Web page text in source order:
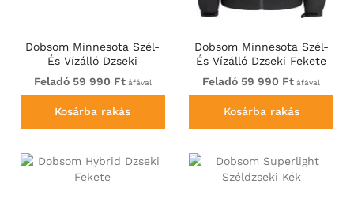
Dobsom Minnesota Szél-
És Vízálló Dzseki
Sötétbarna
Feladó 59 990 Ftáfával
Kosárba rakás
Dobsom Minnesota Szél-
És Vízálló Dzseki Fekete
Feladó 59 990 Ft áfával
Kosárba rakás